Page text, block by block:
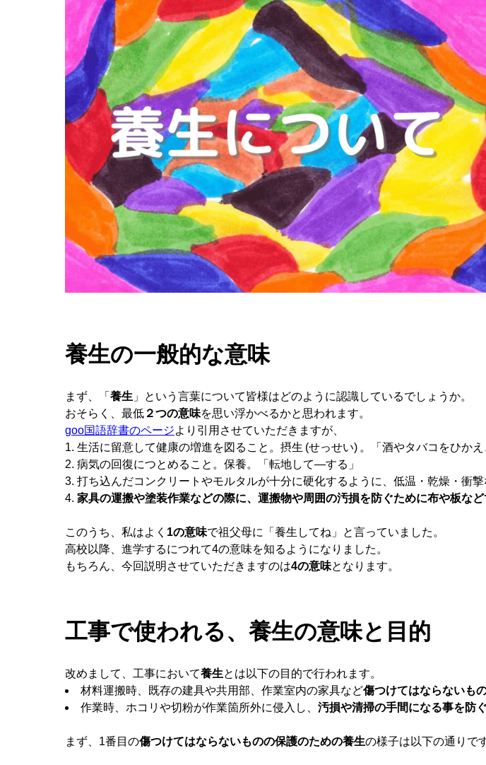
養生の一般的な意味
まず、「 養生 」という言葉について皆様はどのように認識しているでしょうか。
おそらく、最低 ２つの意味を思い浮かべるかと思われます。
goo国語辞書のページより引用させていただきますが、
生活に留意して健康の増進を図ること。摂生 (せっせい) 。「酒やタバコをひか
病気の回復につとめること。保養。「転地して―する」
打ち込んだコンクリートやモルタルが十分に硬化するように、低温・乾燥・衝撃
家具の運搬や塗装作業などの際に、運搬物や周囲の汚損を防ぐために布や板な
このうち、私はよく 1の意味で祖父母に「養生してね」と言っていました。
高校以降、進学するにつれて4の意味を知るようになりました。
もちろん、今回説明させていただきますのは4の意味となります。
工事で使われる、養生の意味と目的
改めまして、工事において養生とは以下の目的で行われます。
材料運搬時、既存の建具や共用部、作業室内の家具など傷つけてはならないも
作業時、ホコリや切粉が作業箇所外に侵入し、 汚損や清掃の手間になる事を防ぐ
まず、1番目の傷つけてはならないものの保護のための養生の様子は以下の通りです